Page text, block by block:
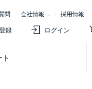
問 会社情報 採用情報
録 ログイン